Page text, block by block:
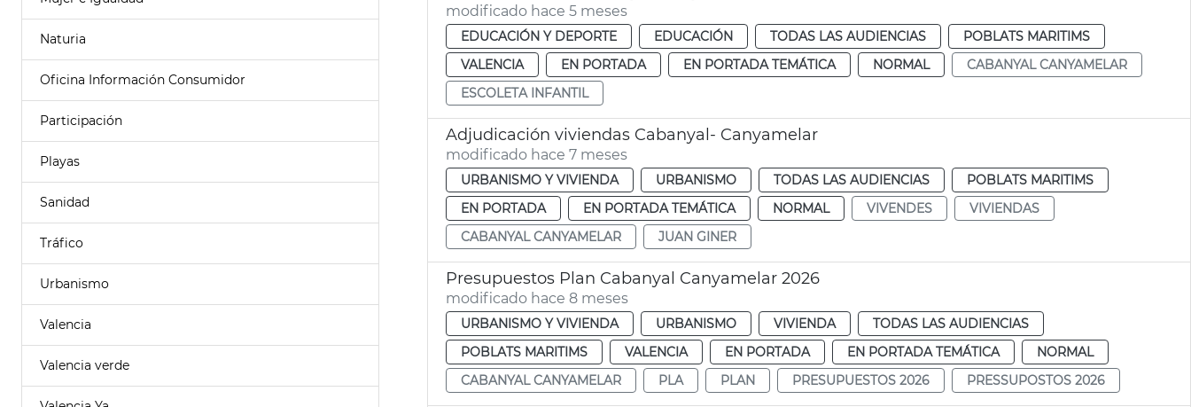
Naturia
Oficina Información Consumidor
Participación
Playas
Sanidad
Tráfico
Urbanismo
Valencia
Valencia verde
modificado hace 5 meses
EDUCACIÓN Y DEPORTE EDUCACIÓN TODAS LAS AUDIENCIAS
POBLATS MARITIMS
VALENCIA
EN PORTADA EN PORTADA TEMÁTICA NORMAL
CABANYAL CANYAMELAR
ESCOLETA INFANTIL
Adjudicación viviendas Cabanyal- Canyamelar
modificado hace 7 meses
URBANISMO Y VIVIENDA URBANISMO TODAS LAS AUDIENCIAS
POBLATS MARITIMS
EN PORTADA
EN PORTADA TEMÁTICA NORMAL VIVENDES
VIVIENDAS
CABANYAL CANYAMELAR
JUAN GINER
Presupuestos Plan Cabanyal Canyamelar 2026
modificado hace 8 meses
URBANISMO Y VIVIENDA URBANISMO VIVIENDA
TODAS LAS AUDIENCIAS
POBLATS MARITIMS
VALENCIA EN PORTADA EN PORTADA TEMÁTICA
NORMAL
CABANYAL CANYAMELAR
PLA PLAN PRESUPUESTOS 2026 PRESSUPOSTOS 2026